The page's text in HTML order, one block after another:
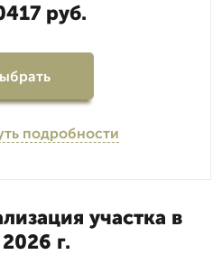
руб.
подробности
участка в
г.